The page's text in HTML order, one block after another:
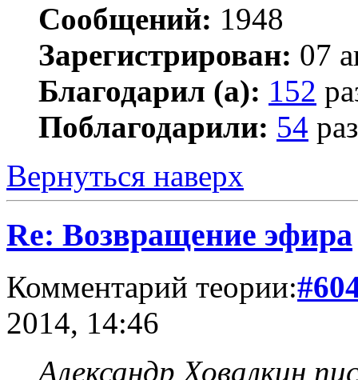
Сообщений: 1948
Зарегистрирован: 07
Благодарил (а): 152
Поблагодарили: 54
Вернуться наверх
Re: Возвращение эфира
Комментарий теории:
2014, 14:46
Александр Ховалкин